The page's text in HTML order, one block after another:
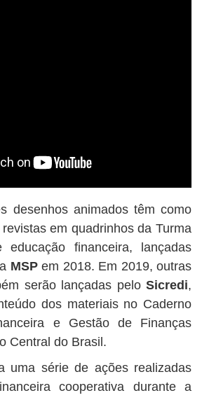
desenhos animados têm como
em quadrinhos da Turma
financeira, lançadas
MSPem 2018. Em 2019, outras
serão lançadas pelo Sicredi,
dos materiais no Caderno
e Gestão de Finanças
Central do Brasil.
uma série de ações realizadas
cooperativa durante a